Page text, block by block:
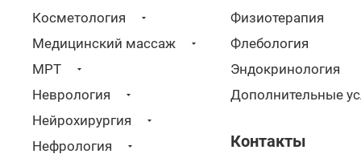
Косметология
Медицинский массаж
МРТ
Неврология
Нейрохирургия
Нефрология
Физиотерапия
Флебология
Эндокринология
Дополнительные
Контакты